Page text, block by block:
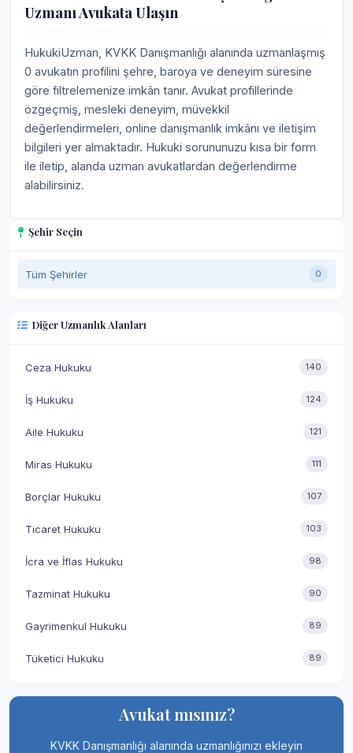
Şehir Seçin
Tüm Şehirler 0
Diğer Uzmanlık Alanları
Ceza Hukuku 140
İş Hukuku 124
Aile Hukuku 121
Miras Hukuku 111
Borçlar Hukuku 107
Ticaret Hukuku 103
İcra ve İflas Hukuku 98
Tazminat Hukuku 90
Gayrimenkul Hukuku 89
Tüketici Hukuku 89
Avukat mısınız?
KVKK Danışmanlığı alanında uzmanlığınızı ekleyin
Uzmanı Avukata Ulaşın
HukukiUzman, KVKK Danışmanlığı alanında uzmanlaşmış
0 avukatın profilini şehre, baroya ve deneyim süresine
göre filtrelemenize imkân tanır. Avukat profillerinde
özgeçmiş, mesleki deneyim, müvekkil
değerlendirmeleri, online danışmanlık imkânı ve iletişim
bilgileri yer almaktadır. Hukuki sorununuzu kısa bir form
ile iletip, alanda uzman avukatlardan değerlendirme
alabilirsiniz.